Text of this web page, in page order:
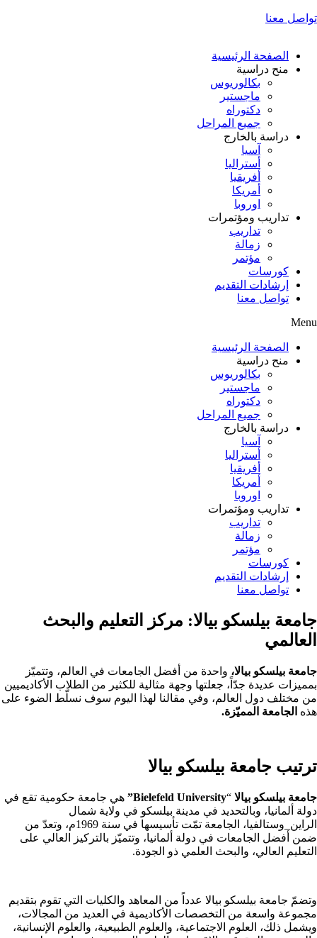
تواصل معنا
الصفحة الرئيسية
منح دراسية
بكالوريوس
ماجستير
دكتوراه
جميع المراحل
دراسة بالخارج
آسيا
أستراليا
أفريقيا
أمريكا
اوروبا
تداريب ومؤتمرات
تداريب
زمالة
مؤتمر
كورسات
إرشادات التقديم
تواصل معنا
Menu
الصفحة الرئيسية
منح دراسية
بكالوريوس
ماجستير
دكتوراه
جميع المراحل
دراسة بالخارج
آسيا
أستراليا
أفريقيا
أمريكا
اوروبا
تداريب ومؤتمرات
تداريب
زمالة
مؤتمر
كورسات
إرشادات التقديم
تواصل معنا
جامعة بيلسكو بيالا: مركز التعليم والبحث
العالمي
جامعة بيلسكو بيالا، واحدة من أفضل الجامعات في العالم، وتتميّز
بمميزات عديدة جدّاً، جعلتها وجهة مثالية للكثير من الطلاب الأكاديميين
من مختلف دول العالم، وفي مقالنا لهذا اليوم سوف نسلّط الضوء على
هذه الجامعة المميّزة.
ترتيب جامعة بيلسكو بيالا
جامعة بيلسكو بيالا “
Bielefeld University”
هي جامعة حكومية تقع في
دولة ألمانيا، وبالتحديد في مدينة بيلسكو في ولاية شمال
الراين_وستالفيا،
الجامعة تمّت تأسيسها في سنة 1969م، وتعدّ من
ضمن أفضل الجامعات في دولة ألمانيا، وتتميّز بالتركيز العالي على
التعليم العالي، والبحث العلمي ذو الجودة.
وتضمّ جامعة بيلسكو بيالا عدداً من المعاهد والكليات التي تقوم بتقديم
مجموعة واسعة من التخصصات الأكاديمية في العديد من المجالات،
ويشمل ذلك، العلوم الاجتماعية، والعلوم الطبيعية، والعلوم الإنسانية،